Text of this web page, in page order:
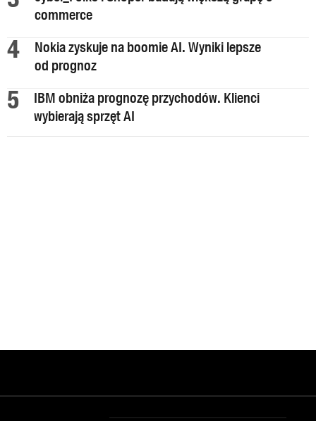
commerce
Nokia zyskuje na boomie AI. Wyniki lepsze
od prognoz
IBM obniża prognozę przychodów. Klienci
wybierają sprzęt AI